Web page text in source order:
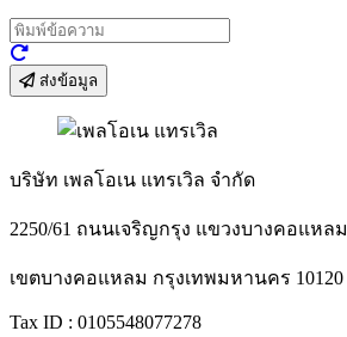
ส่งข้อมูล
บริษัท เพลโอเน แทรเวิล จำกัด
2250/61 ถนนเจริญกรุง แขวงบางคอแหลม
เขตบางคอแหลม กรุงเทพมหานคร 10120
Tax ID : 0105548077278